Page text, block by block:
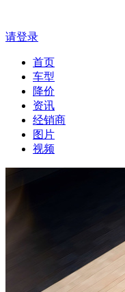
请登录
首页
车型
降价
资讯
经销商
图片
视频